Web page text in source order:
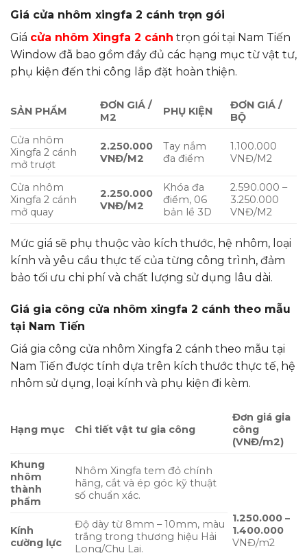
Giá cửa nhôm xingfa 2 cánh trọn gói
Giá cửa nhôm Xingfa 2 cánh trọn gói tại Nam Tiến
Window đã bao gồm đầy đủ các hạng mục từ vật tư,
phụ kiện đến thi công lắp đặt hoàn thiện.
SẢN PHẨM
ĐƠN GIÁ /
M2
PHỤ KIỆN
ĐƠN GIÁ /
BỘ
Cửa nhôm
Xingfa 2 cánh
mở trượt
2.250.000
VNĐ/M2
Tay nắm
đa điểm
1.100.000
VNĐ/M2
Cửa nhôm
Xingfa 2 cánh
mở quay
2.250.000
VNĐ/M2
Khóa đa
điểm, 06
bản lề 3D
2.590.000 –
3.250.000
VNĐ/M2
Mức giá sẽ phụ thuộc vào kích thước, hệ nhôm, loại
kính và yêu cầu thực tế của từng công trình, đảm
bảo tối ưu chi phí và chất lượng sử dụng lâu dài.
Giá gia công cửa nhôm xingfa 2 cánh theo mẫu
tại Nam Tiến
Giá gia công cửa nhôm Xingfa 2 cánh theo mẫu tại
Nam Tiến được tính dựa trên kích thước thực tế, hệ
nhôm sử dụng, loại kính và phụ kiện đi kèm.
Hạng mục Chi tiết vật tư gia công
Đơn giá gia
công
(VNĐ/m2)
Khung
nhôm
thành
phẩm
Nhôm Xingfa tem đỏ chính
hãng, cắt và ép góc kỹ thuật
số chuẩn xác.
1.250.000 –
1.400.000
VNĐ/m2
Kính
cường lực
Độ dày từ 8mm – 10mm, màu
trắng trong thương hiệu Hải
Long/Chu Lai.